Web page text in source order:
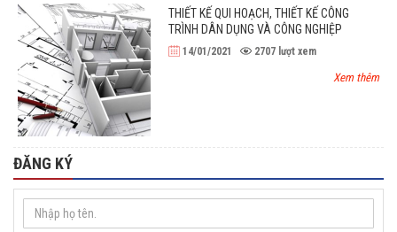
THIẾT KẾ QUI HOẠCH, THIẾT KẾ CÔNG
TRÌNH DÂN DỤNG VÀ CÔNG NGHIỆP
14/01/2021 2707 lượt xem
Xem thêm
ĐĂNG KÝ